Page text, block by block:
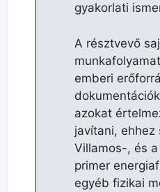
gyakorlati
A résztvevő
emberi
azokat
javítani, ehhez
Villamos-, és
primer
egyéb fizikai